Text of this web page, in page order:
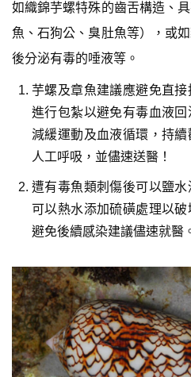
如織錦芋螺特殊的齒舌構造、
魚、石狗公、臭肚魚等），或
後分泌有毒的唾液等。
芋螺及章魚建議應避免直
進行包紮以避免有毒血液
減緩運動及血液循環，持
人工呼吸，並儘速送醫！
遭有毒魚類刺傷後可以鹽水
可以熱水添加硫磺處理以
避免後續感染建議儘速就醫